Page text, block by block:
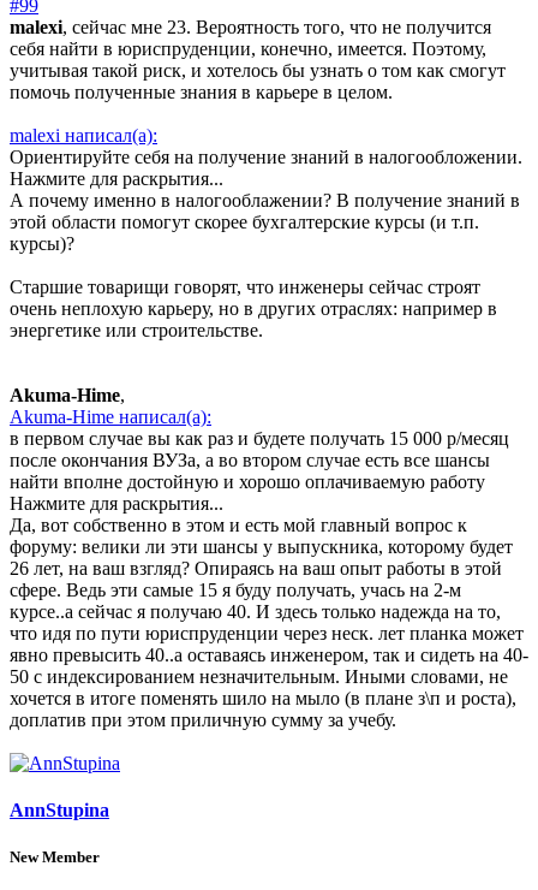
#99
malexi, сейчас мне 23. Вероятность того, что не получится
себя найти в юриспруденции, конечно, имеется. Поэтому,
учитывая такой риск, и хотелось бы узнать о том как смогут
помочь полученные знания в карьере в целом.
malexi написал(а):
Ориентируйте себя на получение знаний в налогообложении.
Нажмите для раскрытия...
А почему именно в налогооблажении? В получение знаний в
этой области помогут скорее бухгалтерские курсы (и т.п.
курсы)?
Старшие товарищи говорят, что инженеры сейчас строят
очень неплохую карьеру, но в других отраслях: например в
энергетике или строительстве.
Akuma-Hime,
Akuma-Hime написал(а):
в первом случае вы как раз и будете получать 15 000 р/месяц
после окончания ВУЗа, а во втором случае есть все шансы
найти вполне достойную и хорошо оплачиваемую работу
Нажмите для раскрытия...
Да, вот собственно в этом и есть мой главный вопрос к
форуму: велики ли эти шансы у выпускника, которому будет
26 лет, на ваш взгляд? Опираясь на ваш опыт работы в этой
сфере. Ведь эти самые 15 я буду получать, учась на 2-м
курсе..а сейчас я получаю 40. И здесь только надежда на то,
что идя по пути юриспруденции через неск. лет планка может
явно превысить 40..а оставаясь инженером, так и сидеть на 40-
50 с индексированием незначительным. Иными словами, не
хочется в итоге поменять шило на мыло (в плане з\п и роста),
доплатив при этом приличную сумму за учебу.
AnnStupina
New Member